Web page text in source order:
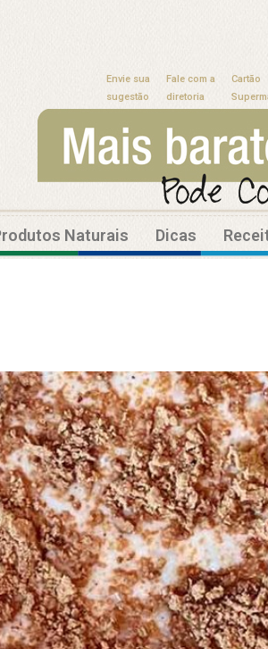
Envie sua
sugestão
Fale com a
diretoria
Cartão
Naturais Dicas